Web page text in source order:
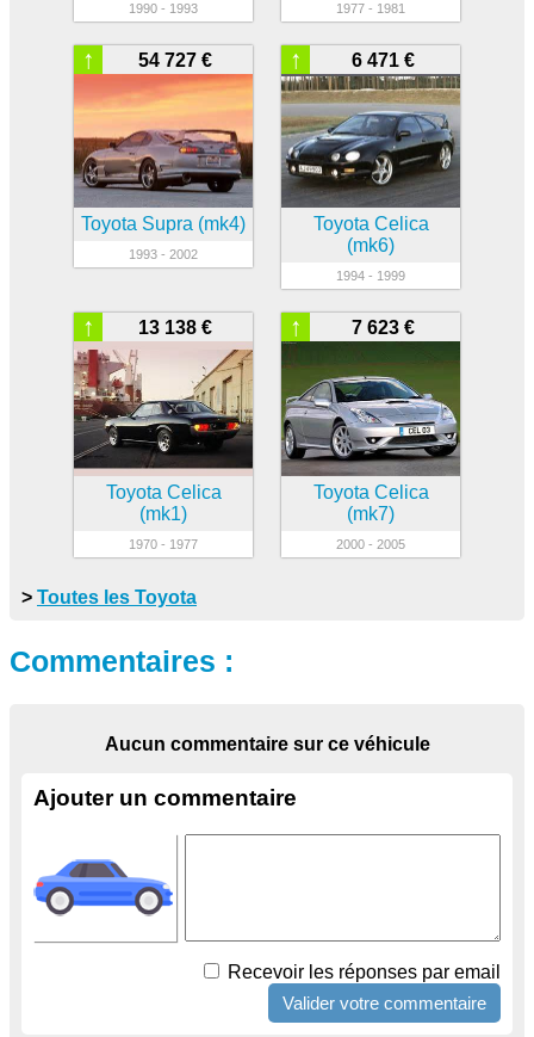
1990 - 1993 1977 - 1981
54 727 €
↑
Toyota Supra (mk4)
1993 - 2002
6 471 €
↑
Toyota Celica
(mk6)
1994 - 1999
13 138 €
↑
Toyota Celica
(mk1)
1970 - 1977
7 623 €
↑
Toyota Celica
(mk7)
2000 - 2005
> Toutes les Toyota
Commentaires :
Aucun commentaire sur ce véhicule
Ajouter un commentaire
Recevoir les réponses par email